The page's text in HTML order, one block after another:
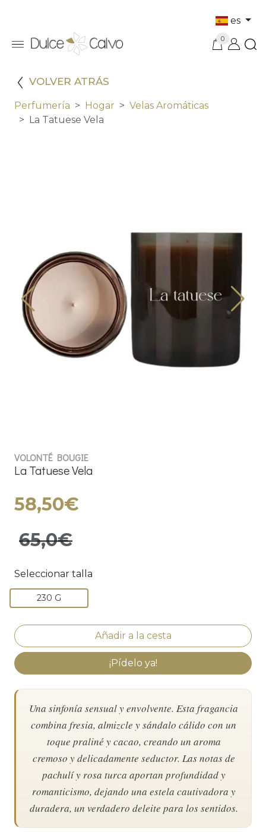
es
0
VOLVER ATRÁS
Perfumería Hogar
Velas Aromáticas
La Tatuese Vela
VOLONTÉ BOUGIE
La Tatuese Vela
58,50€
65,0€
Seleccionar talla
230 G
¡Pídelo ya!
Una sinfonía sensual y envolvente. Esta fragancia
combina fresia, almizcle y sándalo cálido con un
toque praliné y cacao, creando un aroma
cremoso y delicadamente seductor. Las notas de
pachulí y rosa turca aportan profundidad y
romanticismo, dejando una estela cautivadora y
duradera, un verdadero deleite para los sentidos.